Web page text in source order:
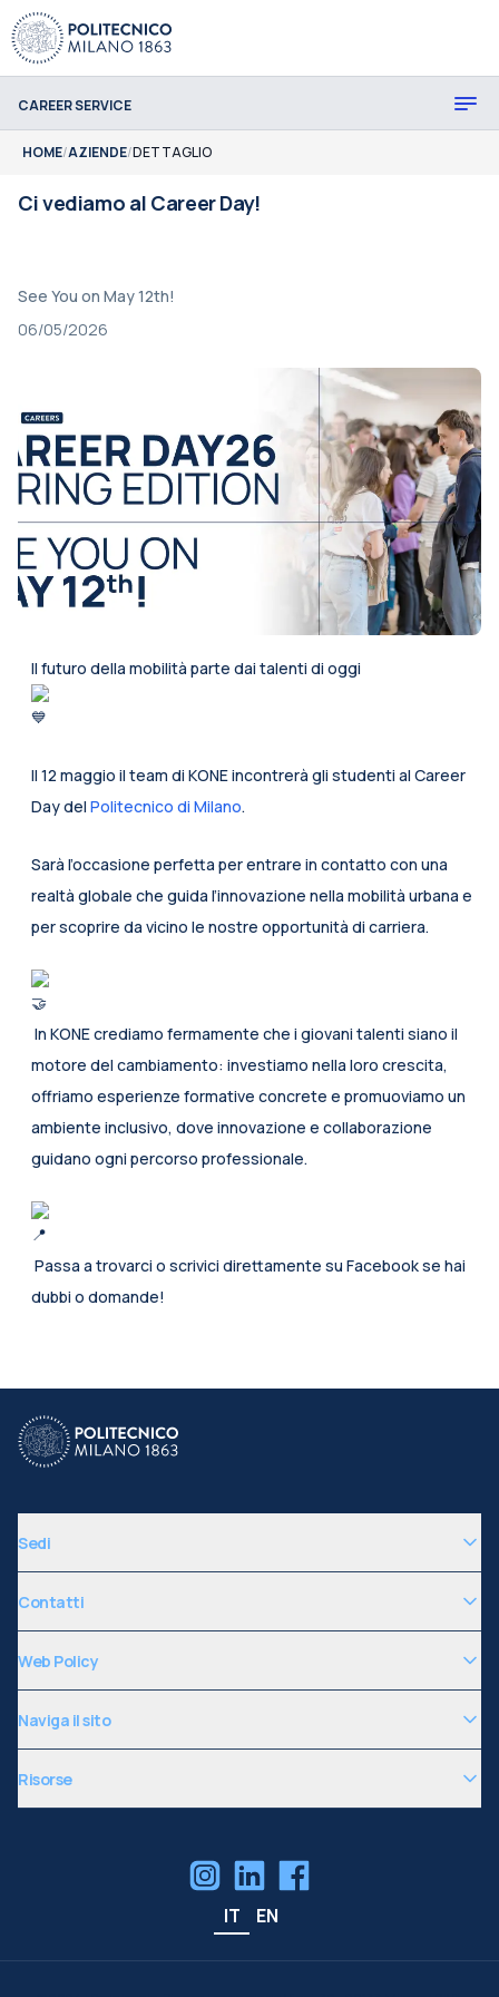
CAREER SERVICE
HOME/AZIENDE/DETTAGLIO
Ci vediamo al Career Day!
See You on May 12th!
06/05/2026
Il futuro della mobilità parte dai talenti di oggi
Il 12 maggio il team di KONE incontrerà gli studenti al Career
Day del Politecnico di Milano.
Sarà l’occasione perfetta per entrare in contatto con una
realtà globale che guida l’innovazione nella mobilità urbana e
per scoprire da vicino le nostre opportunità di carriera.
motore del cambiamento: investiamo nella loro crescita,
offriamo esperienze formative concrete e promuoviamo un
ambiente inclusivo, dove innovazione e collaborazione
guidano ogni percorso professionale.
dubbi o domande!
Sedi
Contatti
Web Policy
Naviga il sito
Risorse
IT EN